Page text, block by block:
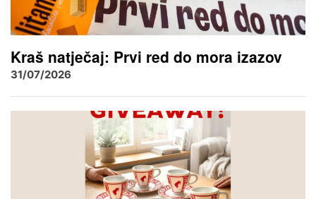
Kraš natječaj: Prvi red do mora izazov
31/07/2026